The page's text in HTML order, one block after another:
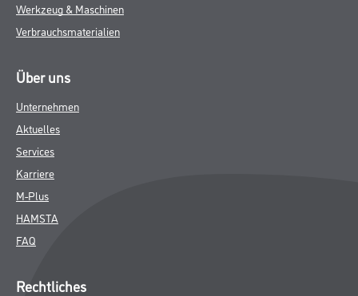
Werkzeug & Maschinen
Verbrauchsmaterialien
Über uns
Unternehmen
Aktuelles
Services
Karriere
M-Plus
HAMSTA
FAQ
Rechtliches